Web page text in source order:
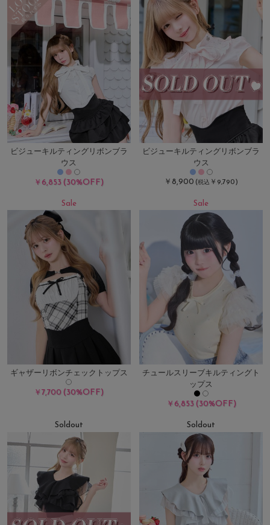
ビジューキルティングリボンブラ
ウス
￥6,853 (30%OFF)
ビジューキルティングリボンブラ
ウス
￥8,900 (税込 ￥9,790)
Sale
ギャザーリボンチェックトップス
￥7,700(30%OFF)
Sale
チュールスリーブキルティングト
ップス
￥6,853 (30%OFF)
Soldout Soldout